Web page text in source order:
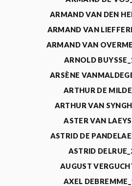
ARMAND VAN DEN
ARMAND VAN
ARMAND VAN
ARNOLD
ARSÈNE
ARTHUR DE
ARTHUR VAN
ASTER VAN
ASTRID DE
ASTRID
AUGUST
AXEL